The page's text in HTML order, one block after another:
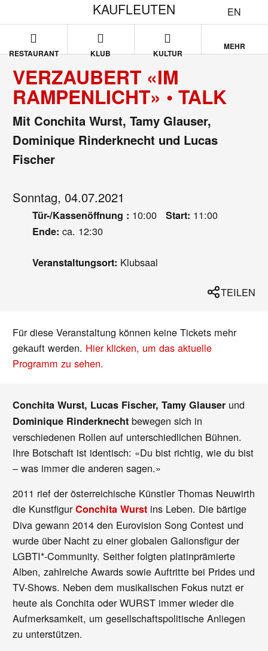
EN
KAUFLEUTEN
RESTAURANT KLUB KULTUR
MEHR
VERZAUBERT «IM
RAMPENLICHT» • TALK
Mit Conchita Wurst, Tamy Glauser,
Dominique Rinderknecht und Lucas
Fischer
Sonntag, 04.07.2021
Tür-/Kassenöffnung : 10:00 Start: 11:00
Ende: ca. 12:30
Veranstaltungsort: Klubsaal
TEILEN
Für diese Veranstaltung können keine Tickets mehr
gekauft werden. Hier klicken, um das aktuelle
Programm zu sehen.
Conchita Wurst, Lucas Fischer, Tamy Glauser und
Dominique Rinderknecht bewegen sich in
verschiedenen Rollen auf unterschiedlichen Bühnen.
Ihre Botschaft ist identisch: «Du bist richtig, wie du bist
– was immer die anderen sagen.»
2011 rief der österreichische Künstler Thomas Neuwirth
die KunstfigurConchita Wurst ins Leben. Die bärtige
Diva gewann 2014 den Eurovision Song Contest und
wurde über Nacht zu einer globalen Galionsfigur der
LGBTI*-Community. Seither folgten platinprämierte
Alben, zahlreiche Awards sowie Auftritte bei Prides und
TV-Shows. Neben dem musikalischen Fokus nutzt er
heute als Conchita oder WURST immer wieder die
Aufmerksamkeit, um gesellschaftspolitische Anliegen
zu unterstützen.